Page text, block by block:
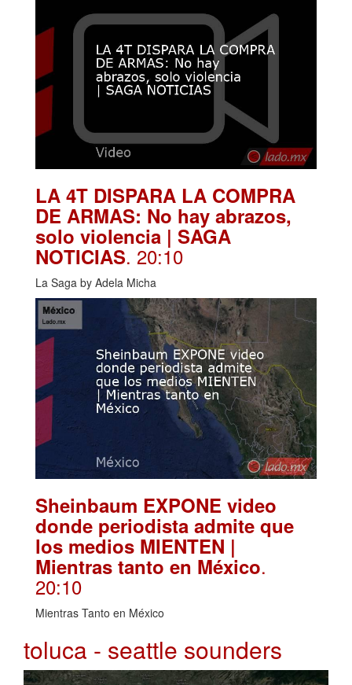
LA 4T DISPARA LA COMPRA
DE ARMAS: No hay abrazos,
solo violencia | SAGA
NOTICIAS. 20:10
La Saga by Adela Micha
Sheinbaum EXPONE video
donde periodista admite que
los medios MIENTEN |
Mientras tanto en México.
20:10
Mientras Tanto en México
toluca - seattle sounders